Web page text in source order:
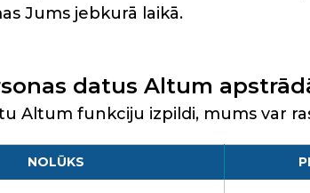
Jums jebkurā laikā.
datus Altum
Altum funkciju izpildi, mums var
NOLŪKS